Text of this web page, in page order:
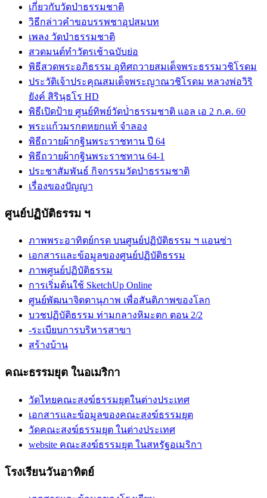
เกี่ยวกับวัดป่าธรรมชาติ
วิธีกล่าวคำขอบรรพชาอุปสมบท
เพลง วัดป่าธรรมชาติ
สวดมนต์ทำวัตรเช้าฉบับย่อ
พิธีสวดพระอภิธรรม อุทิศถวายสมเด็จพระธรรมวชิโรดม
ประวัติเจ้าประคุณสมเด็จพระญาณวชิโรดม หลวงพ่อวิริ
ยังค์ สิรินฺธโร HD
พิธีเปิดป้าย ศูนย์ทิพย์วัดป่่าธรรมชาติ แอล เอ 2 ก.ค. 60
พระแก้วมรกตหยกแท้ จำลอง
พิธีถวายผ้ากฐินพระราชทาน ปี 64
พิธีถวายผ้ากฐินพระราชทาน 64-1
ประชาสัมพันธ์ กิจกรรมวัดป่าธรรมชาติ
เรื่องของปัญญา
ศูนย์ปฏิบัติธรรม ฯ
ภาพพระอาทิตย์กรด บนศูนย์ปฏิบัติธรรม ฯ แอนซ่า
เอกสารและข้อมูลของศูนย์ปฏิบัติธรรม
ภาพศูนย์ปฏิบัติธรรม
การเริ่มต้นใช้ SketchUp Online
ศูนย์พัฒนาจิตตานุภาพ เพื่อสันติภาพของโลก
บวชปฏิบัติธรรม ท่ามกลางหิมะตก ตอน 2/2
-ระเบียบการบริหารสาขา
สร้างบ้าน
คณะธรรมยุต ในอเมริกา
วัดไทยคณะสงฆ์ธรรมยุตในต่างประเทศ
เอกสารและข้อมูลของคณะสงฆ์ธรรมยุต
วัดคณะสงฆ์ธรรมยุต ในต่างประเทศ
website คณะสงฆ์ธรรมยุต ในสหรัฐอเมริกา
โรงเรียนวันอาทิตย์